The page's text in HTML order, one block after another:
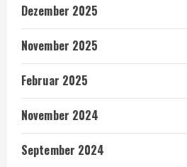
Dezember 2025
November 2025
Februar 2025
November 2024
September 2024